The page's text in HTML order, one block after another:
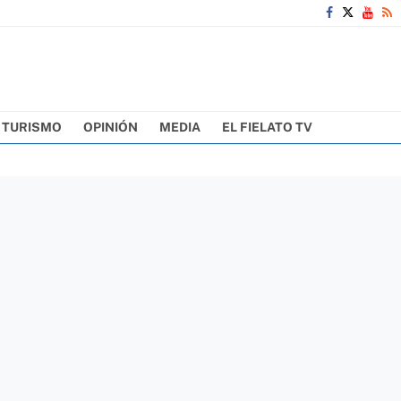
TURISMO OPINIÓN MEDIA EL FIELATO TV